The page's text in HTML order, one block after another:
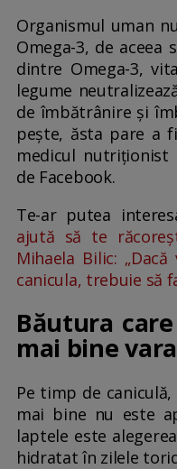
Organismul uman
Omega-3, de aceea
dintre Omega-3,
legume
de îmbătrânire și
pește, ăsta pare a
medicul nutriționist
de Facebook.
Te-ar putea
ajută să te
Mihaela Bilic:
canicula, trebuie să
Băutura
mai bine
Pe timp de
mai bine nu este
laptele este
hidratat în zilele